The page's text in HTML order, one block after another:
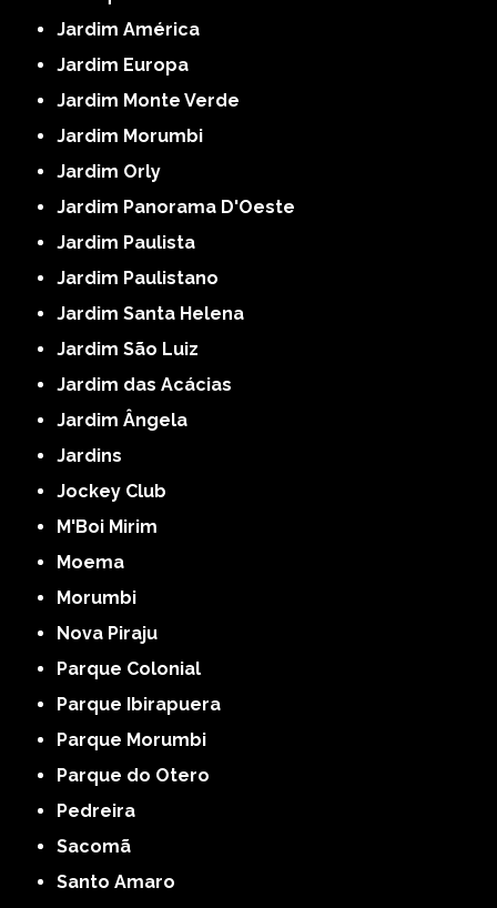
Jardim América
Jardim Europa
Jardim Monte Verde
Jardim Morumbi
Jardim Orly
Jardim Panorama D'Oeste
Jardim Paulista
Jardim Paulistano
Jardim Santa Helena
Jardim São Luiz
Jardim das Acácias
Jardim Ângela
Jardins
Jockey Club
M'Boi Mirim
Moema
Morumbi
Nova Piraju
Parque Colonial
Parque Ibirapuera
Parque Morumbi
Parque do Otero
Pedreira
Sacomã
Santo Amaro